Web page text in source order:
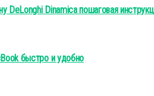
DeLonghi Dinamica пошаговая
быстро и удобно